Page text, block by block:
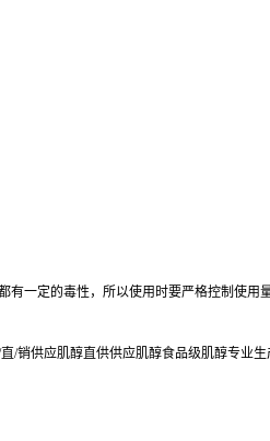
一定的毒性，所以使用时要严格控制使用量
销供应肌醇直供供应肌醇食品级肌醇专业